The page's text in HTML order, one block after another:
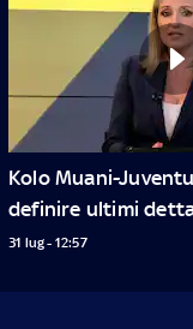
Kolo Muani-
definire ultimi
31 lug - 12:57